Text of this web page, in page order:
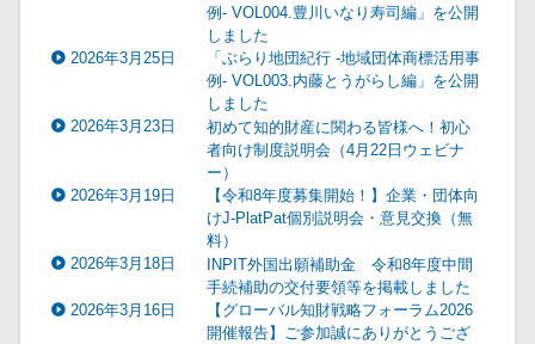
例- VOL004.豊川いなり寿司編」を公開
しました
2026年3月25日
「ぶらり地団紀行 -地域団体商標活用事
例- VOL003.内藤とうがらし編」を公開
しました
2026年3月23日
初めて知的財産に関わる皆様へ！初心
者向け制度説明会（4月22日ウェビナ
ー）
2026年3月19日
【令和8年度募集開始！】企業・団体向
けJ-PlatPat個別説明会・意見交換（無
料）
2026年3月18日
INPIT外国出願補助金 令和8年度中間
手続補助の交付要領等を掲載しました
2026年3月16日
【グローバル知財戦略フォーラム2026
開催報告】ご参加誠にありがとうござ